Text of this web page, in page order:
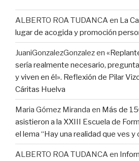
ALBERTO ROA TUDANCAen La
lugar de acogida y promoción
JuaniGonzalezGonzalezen
sería realmente necesario,
y viven en él». Reflexión de Pilar
Cáritas Huelva
Maria Gómez Miranda en Más de
asistieron a la XXIII Escuela de
el lema “Hay una realidad que ves y
ALBERTO ROA TUDANCAen